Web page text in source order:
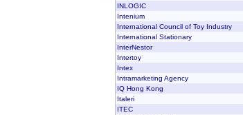
INLOGIC
Intenium
International Council of Toy Industry
International Stationary
InterNestor
Intertoy
Intex
Intramarketing Agency
IQ Hong Kong
Italeri
ITEC